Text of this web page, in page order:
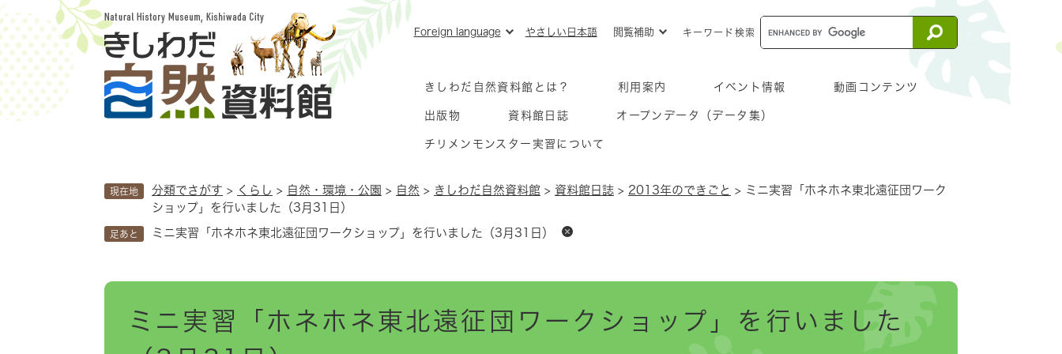
ー
ジ
の
先
頭
で
Foreign language やさしい日本語 閲覧補助 キーワード検索
きしわだ自然資料館とは？ 利用案内 イベント情報 動画コンテンツ
出版物 資料館日誌 オープンデータ（データ集）
チリメンモンスター実習について
現在地 分類でさがす > くらし > 自然・環境・公園 > 自然 > きしわだ自然資料館 > 資料館日誌 > 2013年のできごと > ミニ実習「ホネホネ東北遠征団ワーク
ショップ」を行いました（3月31日）
足あと ミニ実習「ホネホネ東北遠征団ワークショップ」を行いました（3月31日）
本
ミニ実習「ホネホネ東北遠征団ワークショップ」を行いました